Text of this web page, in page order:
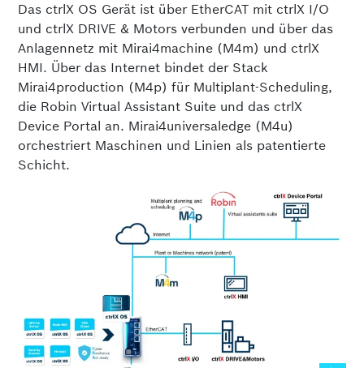
Das ctrlX OS Gerät ist über EtherCAT mit ctrlX I/O
und ctrlX DRIVE & Motors verbunden und über das
Anlagennetz mit Mirai4machine (M4m) und ctrlX
HMI. Über das Internet bindet der Stack
Mirai4production (M4p) für Multiplant-Scheduling,
die Robin Virtual Assistant Suite und das ctrlX
Device Portal an. Mirai4universaledge (M4u)
orchestriert Maschinen und Linien als patentierte
Schicht.